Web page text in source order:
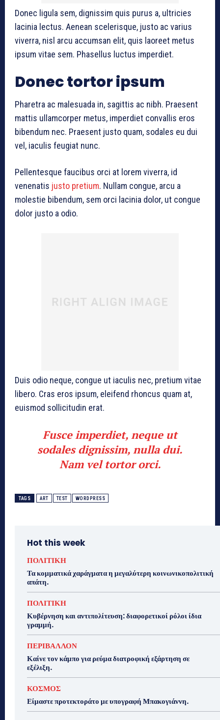
Donec ligula sem, dignissim quis purus a, ultricies
lacinia lectus. Aenean scelerisque, justo ac varius
viverra, nisl arcu accumsan elit, quis laoreet metus
ipsum vitae sem. Phasellus luctus imperdiet.
Donec tortor ipsum
Pharetra ac malesuada in, sagittis ac nibh. Praesent
mattis ullamcorper metus, imperdiet convallis eros
bibendum nec. Praesent justo quam, sodales eu dui
vel, iaculis feugiat nunc.
Pellentesque faucibus orci at lorem viverra, id
venenatis justo pretium. Nullam congue, arcu a
molestie bibendum, sem orci lacinia dolor, ut congue
dolor justo a odio.
Duis odio neque, congue ut iaculis nec, pretium vitae
libero. Cras eros ipsum, eleifend rhoncus quam at,
euismod sollicitudin erat.
Fusce imperdiet, neque ut
sodales dignissim, nulla dui.
Nam vel tortor orci.
TAGS ART TEST WORDPRESS
Hot this week
ΠΟΛΙΤΙΚΗ
Τα κομματικά χαράγματα η μεγαλύτερη κοινωνικοπολιτική
απάτη.
ΠΟΛΙΤΙΚΗ
Κυβέρνηση και αντιπολίτευση: διαφορετικοί ρόλοι ίδια
γραμμή.
ΠΕΡΙΒΑΛΛΟΝ
Καίνε τον κάμπο για ρεύμα διατροφική εξάρτηση σε
εξέλιξη.
ΚΟΣΜΟΣ
Είμαστε προτεκτοράτο με υπογραφή Μπακογιάννη.